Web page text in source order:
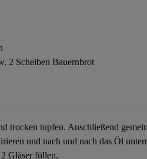
2 Scheiben Bauernbrot
trocken tupfen. Anschließend
und nach und nach das Öl
Gläser füllen.